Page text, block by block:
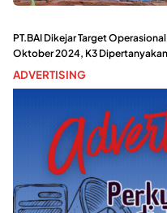
PT.BAI Dikejar Target Operasional
Oktober 2024, K3 Dipertanyakan
ADVERTISING